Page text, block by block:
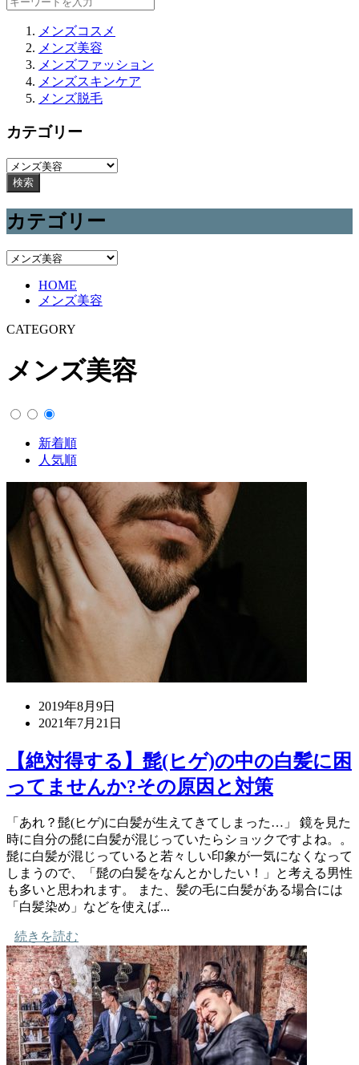
メンズコスメ
メンズ美容
メンズファッション
メンズスキンケア
メンズ脱毛
カテゴリー
検索
カテゴリー
カ
ー
HOME
メンズ美容
CATEGORY
メンズ美容
新着順
人気順
2019年8月9日
2021年7月21日
【絶対得する】髭(ヒゲ)の中の白髪に困
ってませんか?その原因と対策
「あれ？髭(ヒゲ)に白髪が生えてきてしまった…」 鏡を見た
時に自分の髭に白髪が混じっていたらショックですよね。。
髭に白髪が混じっていると若々しい印象が一気になくなって
しまうので、「髭の白髪をなんとかしたい！」と考える男性
も多いと思われます。 また、髪の毛に白髪がある場合には
「白髪染め」などを使えば...
続きを読む